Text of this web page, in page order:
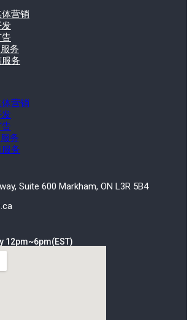
营销
发
告
务
务
营销
发
告
务
务
Suite 600 Markham, ON L3R 5B4
12pm~6pm(EST)